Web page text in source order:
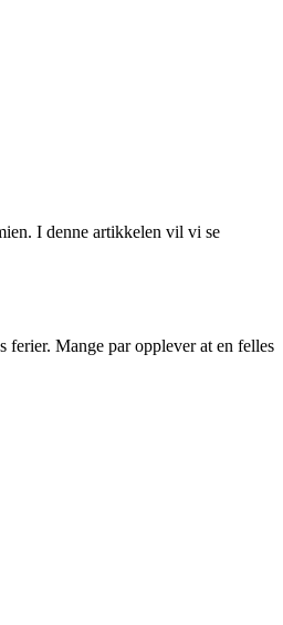
I denne artikkelen vil vi se
ferier. Mange par opplever at en felles